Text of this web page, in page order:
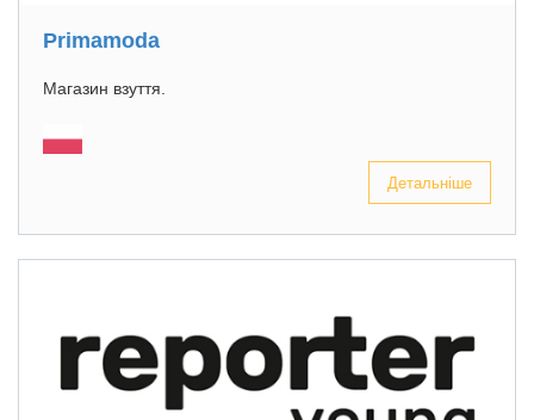
Primamoda
Магазин взуття.
Детальніше